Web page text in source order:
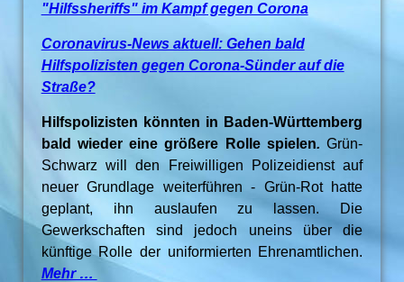
"Hilfssheriffs" im Kampf gegen Corona
Coronavirus-News aktuell: Gehen bald
Hilfspolizisten gegen Corona-Sünder auf die
Straße?
Hilfspolizisten könnten in Baden-Württemberg
bald wieder eine größere Rolle spielen.Grün-
Schwarz will den Freiwilligen Polizeidienst auf
neuer Grundlage weiterführen - Grün-Rot hatte
geplant, ihn auslaufen zu lassen. Die
Gewerkschaften sind jedoch uneins über die
künftige Rolle der uniformierten Ehrenamtlichen.
Mehr …